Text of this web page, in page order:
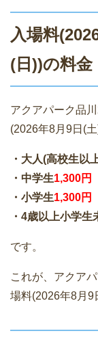
入場料
(日))の料金
アクアパーク品
(2026年8月9日(
・大人(高校生以
・中学生1,300円
・小学生1,300円
・4歳以上小学生
です。
これが、アクア
場料(2026年8月9